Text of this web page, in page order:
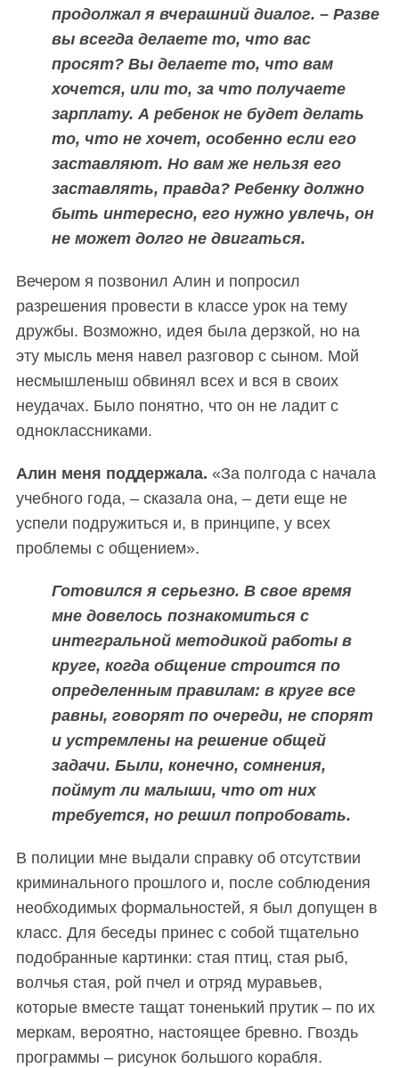
продолжал я вчерашний диалог. – Разве
вы всегда делаете то, что вас
просят? Вы делаете то, что вам
хочется, или то, за что получаете
зарплату. А ребенок не будет делать
то, что не хочет, особенно если его
заставляют. Но вам же нельзя его
заставлять, правда? Ребенку должно
быть интересно, его нужно увлечь, он
не может долго не двигаться.
Вечером я позвонил Алин и попросил
разрешения провести в классе урок на тему
дружбы. Возможно, идея была дерзкой, но на
эту мысль меня навел разговор с сыном. Мой
несмышленыш обвинял всех и вся в своих
неудачах. Было понятно, что он не ладит с
одноклассниками.
Алин меня поддержала. «За полгода с начала
учебного года, – сказала она, – дети еще не
успели подружиться и, в принципе, у всех
проблемы с общением».
Готовился я серьезно. В свое время
мне довелось познакомиться с
интегральной методикой работы в
круге, когда общение строится по
определенным правилам: в круге все
равны, говорят по очереди, не спорят
и устремлены на решение общей
задачи. Были, конечно, сомнения,
поймут ли малыши, что от них
требуется, но решил попробовать.
В полиции мне выдали справку об отсутствии
криминального прошлого и, после соблюдения
необходимых формальностей, я был допущен в
класс. Для беседы принес с собой тщательно
подобранные картинки: стая птиц, стая рыб,
волчья стая, рой пчел и отряд муравьев,
которые вместе тащат тоненький прутик – по их
меркам, вероятно, настоящее бревно. Гвоздь
программы – рисунок большого корабля.
e
a
r
h
f
o
r